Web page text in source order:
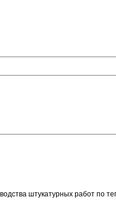
штукатурных работ по